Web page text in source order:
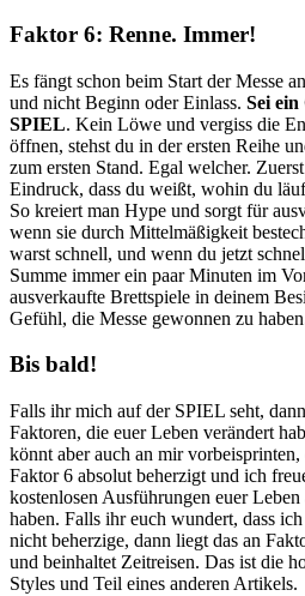
Faktor 6: Renne. Immer!
Es fängt schon beim Start der Messe
und nicht Beginn oder Einlass. Sei
SPIEL. Kein Löwe und vergiss die
öffnen, stehst du in der ersten Reihe
zum ersten Stand. Egal welcher.
Eindruck, dass du weißt, wohin du
So kreiert man Hype und sorgt für
wenn sie durch Mittelmäßigkeit
warst schnell, und wenn du jetzt
Summe immer ein paar Minuten im
ausverkaufte Brettspiele in deinem
Gefühl, die Messe gewonnen zu
Bis bald!
Falls ihr mich auf der SPIEL seht,
Faktoren, die euer Leben verändert
könnt aber auch an mir
Faktor 6 absolut beherzigt und ich
kostenlosen Ausführungen euer
haben. Falls ihr euch wundert, dass
nicht beherzige, dann liegt das an
und beinhaltet Zeitreisen. Das ist die
Styles und Teil eines anderen Artikels.